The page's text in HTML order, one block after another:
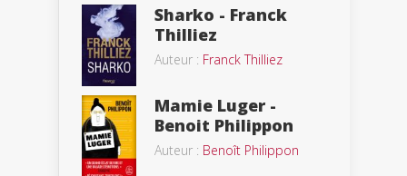
Sharko - Franck
Thilliez
Auteur : Franck Thilliez
Mamie Luger -
Benoit Philippon
Auteur : Benoît Philippon